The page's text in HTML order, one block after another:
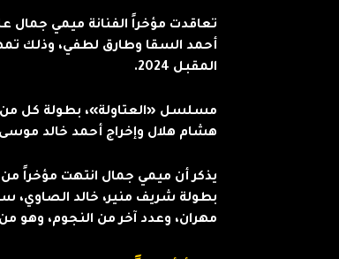
تعاقدت مؤخراً الفنانة ميمي جمال
أحمد السقا وطارق لطفي، وذلك
المقبل 2024.
مسلسل «العتاولة»، بطولة كل
هشام هلال وإخراج أحمد خالد
يذكر أن ميمي جمال انتهت مؤخراً
بطولة شريف منير، خالد الصاوي،
مهران، وعدد آخر من النجوم، وهو